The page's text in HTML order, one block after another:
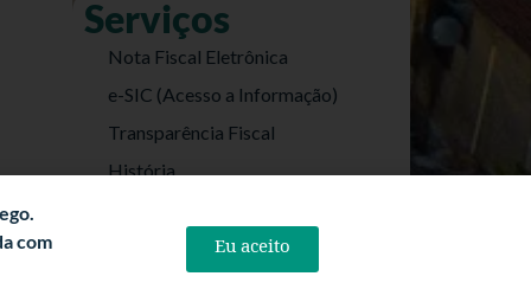
Serviços
Nota Fiscal Eletrônica
e-SIC (Acesso a Informação)
Transparência Fiscal
História
Politica de Privacidade
com
Eu aceito